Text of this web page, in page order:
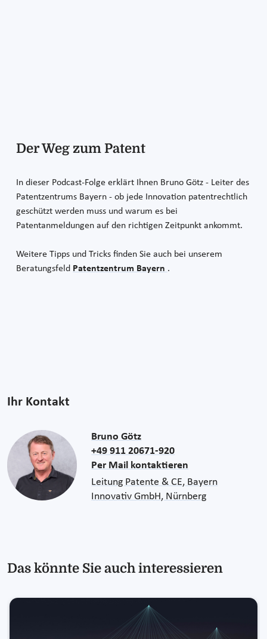
Der Weg zum Patent
In dieser Podcast-Folge erklärt Ihnen Bruno Götz - Leiter des
Patentzentrums Bayern - ob jede Innovation patentrechtlich
geschützt werden muss und warum es bei
Patentanmeldungen auf den richtigen Zeitpunkt ankommt.
Weitere Tipps und Tricks finden Sie auch bei unserem
Beratungsfeld Patentzentrum Bayern .
Ihr Kontakt
Bruno Götz
+49 911 20671-920
Per Mail kontaktieren
Leitung Patente & CE, Bayern
Innovativ GmbH, Nürnberg
Das könnte Sie auch interessieren